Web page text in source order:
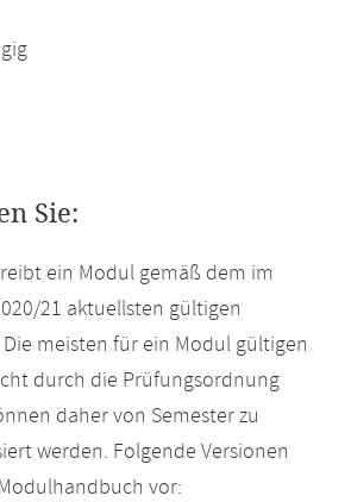
Sie:
ein Modul gemäß dem im
21 aktuellsten gültigen
meisten für ein Modul gültigen
durch die Prüfungsordnung
daher von Semester zu
werden. Folgende Versionen
vor: